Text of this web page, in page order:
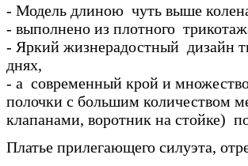
- Модель длиною чуть выше
- выполнено из плотного
- Яркий жизнерадостный дизайн
днях,
- а современный крой и
полочки с большим количеством
клапанами, воротник на стойке)
Платье прилегающего силуэта,